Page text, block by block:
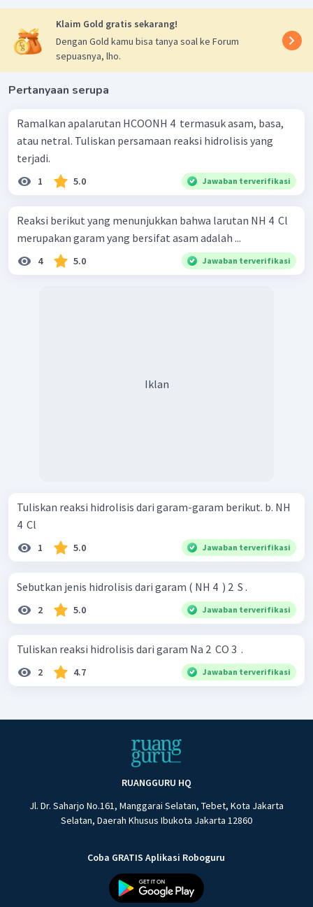
Klaim Gold gratis sekarang!
Dengan Gold kamu bisa tanya soal ke Forum
sepuasnya, lho.
Pertanyaan serupa
Ramalkan apalarutan HCOONH 4 ​ termasuk asam, basa,
atau netral. Tuliskan persamaan reaksi hidrolisis yang
terjadi.
1 5.0 Jawaban terverifikasi
Reaksi berikut yang menunjukkan bahwa larutan NH 4 ​ Cl
merupakan garam yang bersifat asam adalah ...
4 5.0 Jawaban terverifikasi
Iklan
Tuliskan reaksi hidrolisis dari garam-garam berikut. b. NH
4 ​ Cl
1 5.0 Jawaban terverifikasi
Sebutkan jenis hidrolisis dari garam ( NH 4 ​ ) 2 ​ S .
2 5.0 Jawaban terverifikasi
Tuliskan reaksi hidrolisis dari garam Na 2 ​ CO 3 ​ .
2 4.7 Jawaban terverifikasi
RUANGGURU HQ
Jl. Dr. Saharjo No.161, Manggarai Selatan, Tebet, Kota Jakarta
Selatan, Daerah Khusus Ibukota Jakarta 12860
Coba GRATIS Aplikasi Roboguru